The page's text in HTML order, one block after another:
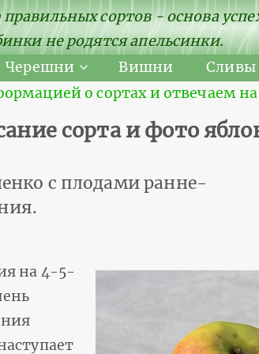
сортов - основа
не родятся апельсинки.
Черешни Вишни Сливы
о сортах и отвечаем
сорта и фото
с плодами ранне-
на 4-5-